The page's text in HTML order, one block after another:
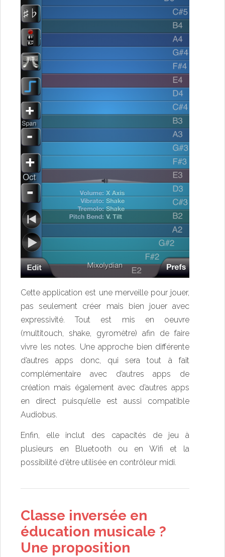
Cette application est une merveille pour jouer,
pas seulement créer mais bien jouer avec
expressivité. Tout est mis en oeuvre
(multitouch, shake, gyromètre) afin de faire
vivre les notes. Une approche bien différente
d’autres apps donc, qui sera tout à fait
complémentaire avec d’autres apps de
création mais également avec d’autres apps
en direct puisqu’elle est aussi compatible
Audiobus.
Enfin, elle inclut des capacités de jeu à
plusieurs en Bluetooth ou en Wifi et la
possibilité d’être utilisée en contrôleur midi.
Classe inversée en
éducation musicale ?
Une proposition